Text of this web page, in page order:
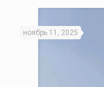
ноябрь 11, 2025